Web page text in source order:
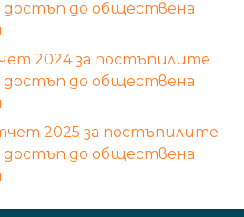
достъп до обществена
2024 за постъпилите
достъп до обществена
2025 за постъпилите
достъп до обществена